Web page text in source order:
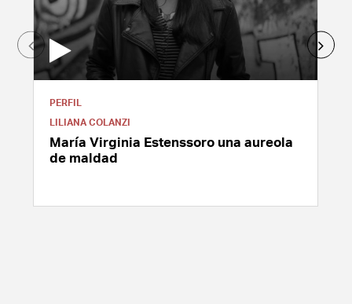
PERFIL
LILIANA COLANZI
María Virginia Estenssoro una aureola
de maldad